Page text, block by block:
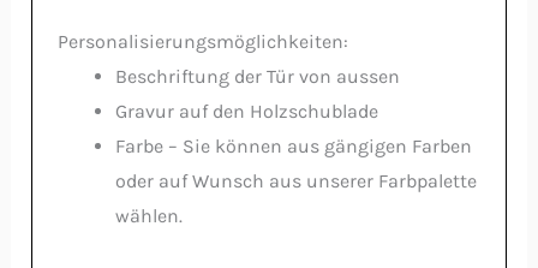
Personalisierungsmöglichkeiten:
Beschriftung der Tür von aussen
Gravur auf den Holzschublade
Farbe – Sie können aus gängigen Farben
oder auf Wunsch aus unserer Farbpalette
wählen.